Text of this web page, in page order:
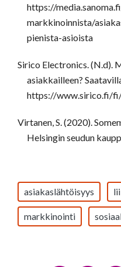
https://
markkinoinnista/
pienista-asioista
Sirico Electronics. (N.d).
asiakkailleen?
https://www.sirico.fi/
Virtanen, S. (2020).
Helsingin seudun
asiakaslähtöisyys
markkinointi